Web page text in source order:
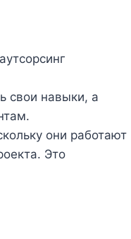
свои навыки, а
они работают
Это